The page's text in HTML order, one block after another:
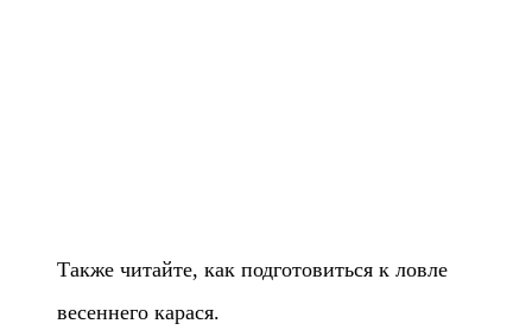
Также читайте, как подготовиться к ловле
весеннего карася.